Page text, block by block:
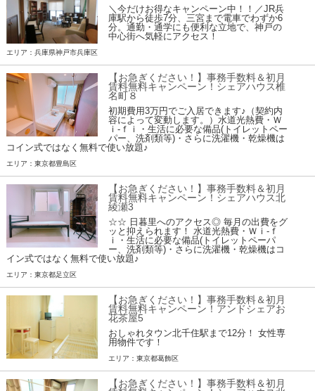
＼今だけお得なキャンペーン中！！／JR兵
庫駅から徒歩7分、三宮まで電車でわずか6
分。通勤・通学にも便利な立地で、神戸の
中心街へ気軽にアクセス！
エリア：兵庫県神戸市兵庫区
【お急ぎください！】事務手数料＆初月
賃料無料キャンペーン！シェアハウス椎
名町８
初期費用3万円でご入居できます♪（契約内
容によって変動します。）水道光熱費・Ｗ
ｉ-ｆｉ・生活に必要な備品(トイレットペー
パー、洗剤類等)・さらに洗濯機・乾燥機は
コイン式ではなく無料で使い放題♪
エリア：東京都豊島区
【お急ぎください！】事務手数料＆初月
賃料無料キャンペーン！シェアハウス北
綾瀬3
☆☆ 日暮里へのアクセス◎ 毎月の出費をグ
ッと抑えられます！ 水道光熱費・Ｗｉ-ｆ
ｉ・生活に必要な備品(トイレットペーパ
ー、洗剤類等)・さらに洗濯機・乾燥機はコ
イン式ではなく無料で使い放題♪
エリア：東京都足立区
【お急ぎください！】事務手数料＆初月
賃料無料キャンペーン！アンドシェアお
花茶屋5
おしゃれタウン北千住駅まで12分！ 女性専
用物件です！
エリア：東京都葛飾区
【お急ぎください！】事務手数料＆初月